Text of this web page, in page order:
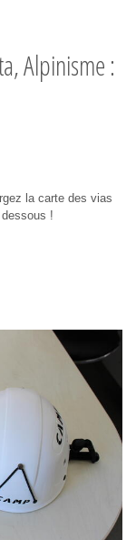
Alpinisme :
la carte des vias
!